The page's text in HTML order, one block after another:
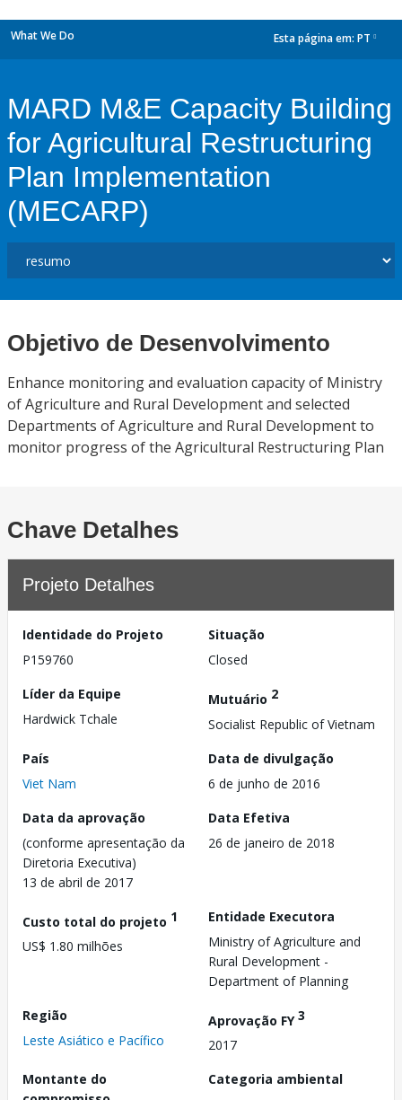
What We Do Esta página em: PT
MARD M&E Capacity Building
for Agricultural Restructuring
Plan Implementation
(MECARP)
Objetivo de Desenvolvimento
Enhance monitoring and evaluation capacity of Ministry
of Agriculture and Rural Development and selected
Departments of Agriculture and Rural Development to
monitor progress of the Agricultural Restructuring Plan
Chave Detalhes
Projeto Detalhes
Identidade do Projeto
P159760
Situação
Closed
Líder da Equipe
Hardwick Tchale
Mutuário 2
Socialist Republic of Vietnam
País
Viet Nam
Data de divulgação
6 de junho de 2016
Data da aprovação
(conforme apresentação da
Diretoria Executiva)
13 de abril de 2017
Data Efetiva
26 de janeiro de 2018
Custo total do projeto 1
US$ 1.80 milhões
Entidade Executora
Ministry of Agriculture and
Rural Development -
Department of Planning
Região
Leste Asiático e Pacífico
Aprovação FY3
2017
Montante do
Categoria ambiental